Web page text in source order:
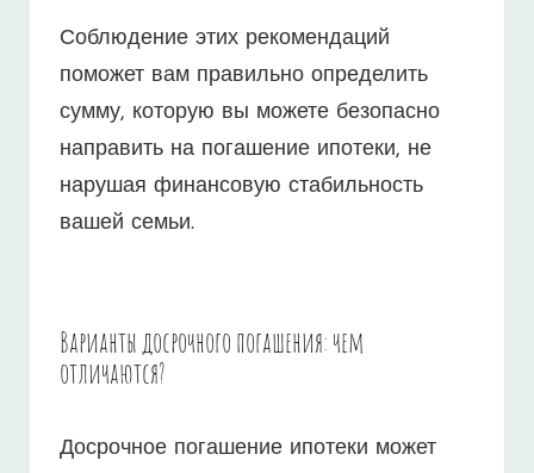
Соблюдение этих рекомендаций
поможет вам правильно определить
сумму, которую вы можете безопасно
направить на погашение ипотеки, не
нарушая финансовую стабильность
вашей семьи.
Варианты досрочного погашения: чем
отличаются?
Досрочное погашение ипотеки может